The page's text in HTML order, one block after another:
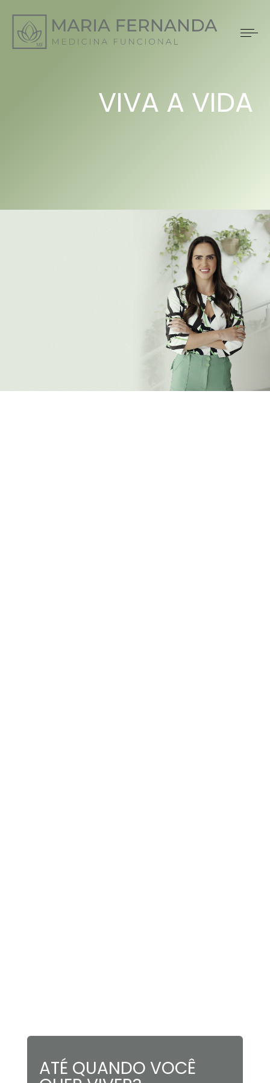
VIVA A VIDA
QUE VOCÊ
SEMPRE QUIS
ATÉ QUANDO VOCÊ